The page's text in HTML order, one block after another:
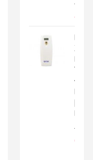
Máy
Xịt
Tự
|
RT816